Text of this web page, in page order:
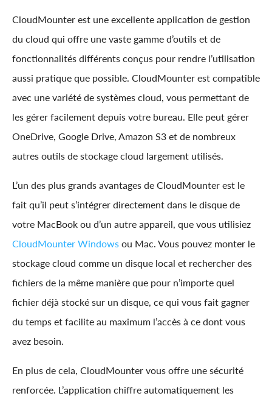
CloudMounter est une excellente application de gestion
du cloud qui offre une vaste gamme d’outils et de
fonctionnalités différents conçus pour rendre l’utilisation
aussi pratique que possible. CloudMounter est compatible
avec une variété de systèmes cloud, vous permettant de
les gérer facilement depuis votre bureau. Elle peut gérer
OneDrive, Google Drive, Amazon S3 et de nombreux
autres outils de stockage cloud largement utilisés.
L’un des plus grands avantages de CloudMounter est le
fait qu’il peut s’intégrer directement dans le disque de
votre MacBook ou d’un autre appareil, que vous utilisiez
CloudMounter Windows ou Mac. Vous pouvez monter le
stockage cloud comme un disque local et rechercher des
fichiers de la même manière que pour n’importe quel
fichier déjà stocké sur un disque, ce qui vous fait gagner
du temps et facilite au maximum l’accès à ce dont vous
avez besoin.
En plus de cela, CloudMounter vous offre une sécurité
renforcée. L’application chiffre automatiquement les